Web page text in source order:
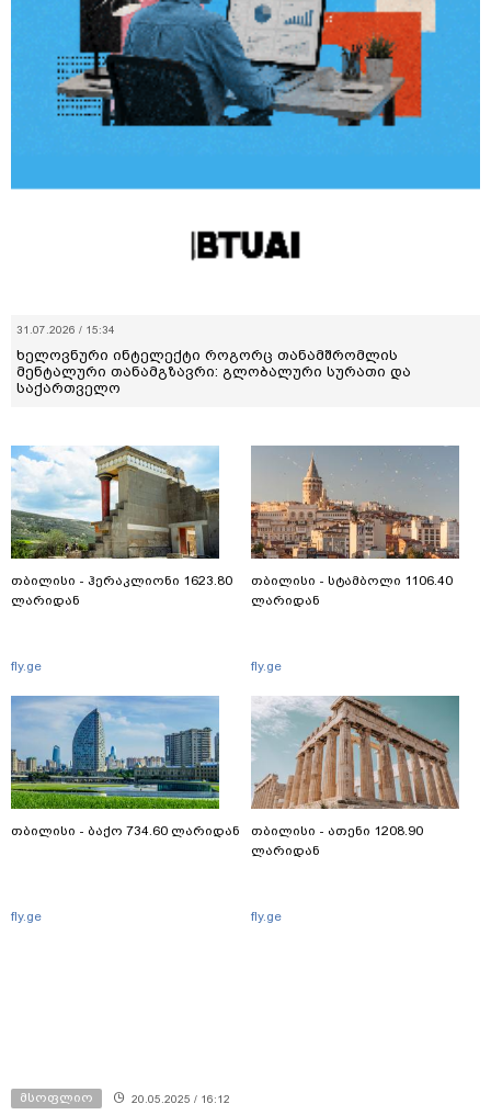
31.07.2026 / 15:34
ხელოვნური ინტელექტი როგორც თანამშრომლის
მენტალური თანამგზავრი: გლობალური სურათი და
საქართველო
თბილისი - ჰერაკლიონი 1623.80
ლარიდან
fly.ge
თბილისი - ბაქო 734.60 ლარიდან
fly.ge
თბილისი - სტამბოლი 1106.40
ლარიდან
fly.ge
თბილისი - ათენი 1208.90
ლარიდან
fly.ge
მსოფლიო 20.05.2025 / 16:12